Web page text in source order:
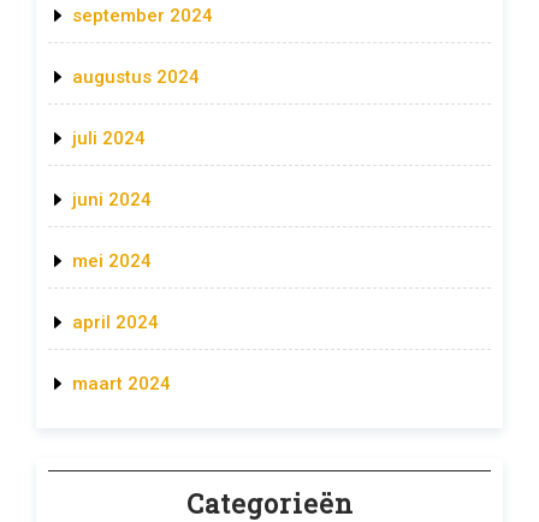
september 2024
augustus 2024
juli 2024
juni 2024
mei 2024
april 2024
maart 2024
Categorieën